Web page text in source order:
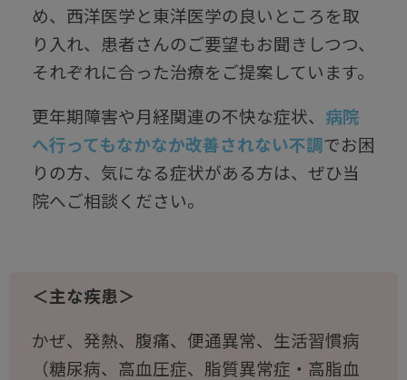
め、西洋医学と東洋医学の良いところを取
り入れ、患者さんのご要望もお聞きしつつ、
それぞれに合った治療をご提案しています。
更年期障害や月経関連の不快な症状、 病院
へ行ってもなかなか改善されない不調でお困
りの方、気になる症状がある方は、ぜひ当
院へご相談ください。
＜主な疾患＞
かぜ、発熱、腹痛、便通異常、生活習慣病
（糖尿病、高血圧症、脂質異常症・高脂血